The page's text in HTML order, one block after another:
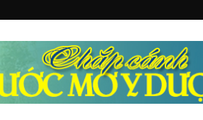
đầu Việt